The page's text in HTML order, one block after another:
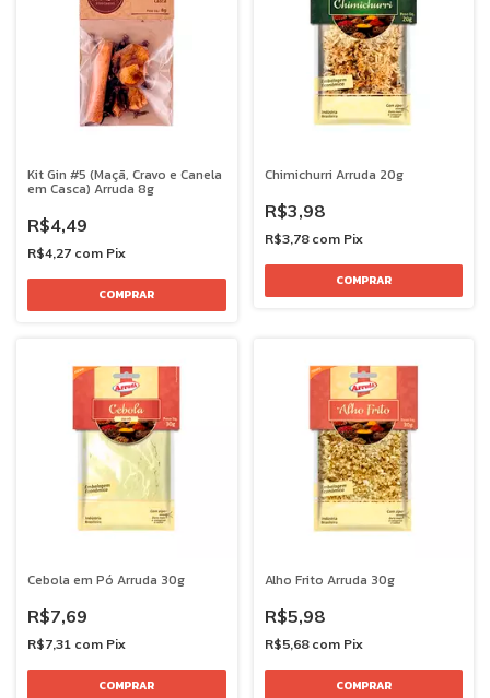
Kit Gin #5 (Maçã, Cravo e Canela
em Casca) Arruda 8g
R$4,49
R$4,27 com Pix
Chimichurri Arruda 20g
R$3,98
R$3,78 com Pix
Cebola em Pó Arruda 30g
R$7,69
R$7,31 com Pix
Alho Frito Arruda 30g
R$5,98
R$5,68 com Pix